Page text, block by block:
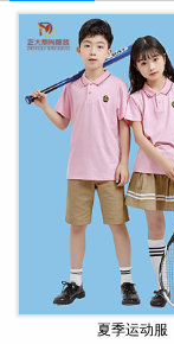
夏季运动服